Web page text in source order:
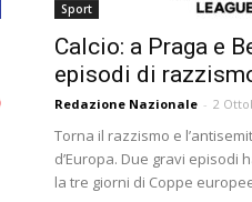
Sport
Calcio: a Praga e
episodi di
Redazione Nazionale - 2
Torna il razzismo e
d’Europa. Due gravi episodi
la tre giorni di Coppe